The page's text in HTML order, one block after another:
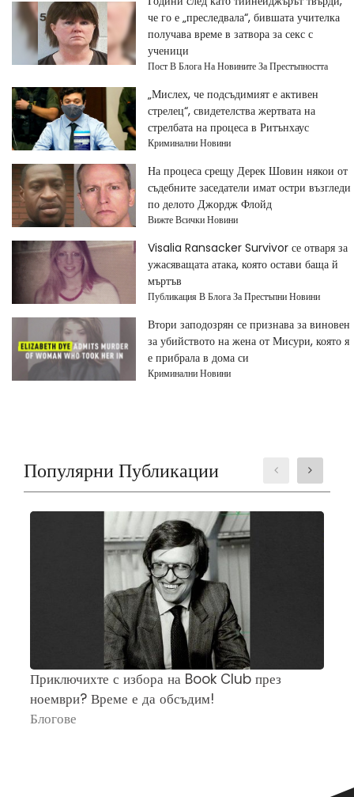
че го е „преследвала“, бившата учителка
получава време в затвора за секс с
ученици
Пост В Блога На Новините За Престъпността
„Мислех, че подсъдимият е активен
стрелец“, свидетелства жертвата на
стрелбата на процеса в Ритънхаус
Криминални Новини
На процеса срещу Дерек Шовин някои от
съдебните заседатели имат остри възгледи
по делото Джордж Флойд
Вижте Всички Новини
Visalia Ransacker Survivor се отваря за
ужасяващата атака, която остави баща й
мъртъв
Публикация В Блога За Престъпни Новини
Втори заподозрян се признава за виновен
за убийството на жена от Мисури, която я
е прибрала в дома си
Криминални Новини
Популярни Публикации
Приключихте с избора на Book Club през
ноември? Време е да обсъдим!
Блогове